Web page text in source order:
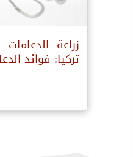
زراعة
تركيا: فوائد